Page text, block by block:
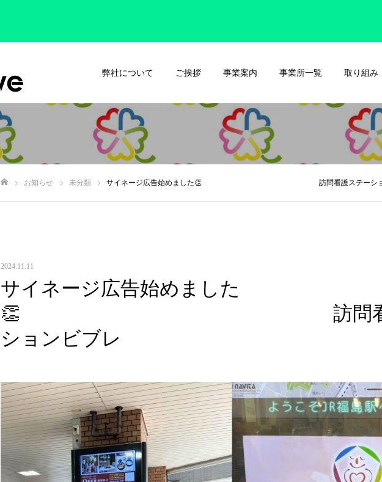
弊社について ご挨拶 事業案内 事業所一覧 取り組み
お知らせ 未分類 サイネージ広告始めました👏 訪問看護ステーション
2024.11.11
サイネージ広告始めました
👏 訪問看護ス
ションビブレ